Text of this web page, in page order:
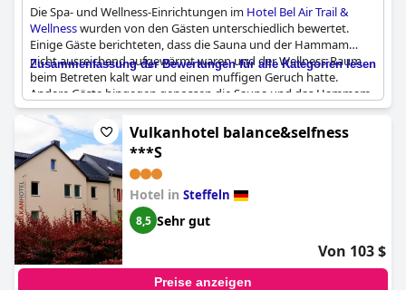
Die Spa- und Wellness-Einrichtungen im Hotel Bel Air Trail &
Wellnesswurden von den Gästen unterschiedlich bewertet.
Einige Gäste berichteten, dass die Sauna und der Hammam
nicht ausreichend aufgewärmt waren und der Wellness-Raum
beim Betreten kalt war und einen muffigen Geruch hatte.
Andere Gäste hingegen genossen die Sauna und das Hammam
und gaben an, dass sie sehr angenehm waren. Das Spa wurde
als komfortabel beschrieben und die Gäste konnten
angenehme Massagen buchen. Der Wellnessbereich war sauber
und einige Gäste fanden die Wellnesseinrichtungen sogar
großartig. Auf der anderen Seite waren einige Gäste enttäuscht,
dass das Schwimmbad und das Dampfbad während ihres
Aufenthalts geschlossen waren, während andere den Whirlpool
und das Schwimmbad genossen, die sie als angenehmen Ort
der Entspannung beschrieben. Trotz dieser gemischten Kritiken
empfand die Mehrheit der Gäste die Spa-Einrichtungen und
Sporteinrichtungen als vollständig, hochwertig und perfekt für
Zusammenfassung der Bewertungen für alle Kategorien lesen
Vulkanhotel balance&selfness
***S
Hotel in Steffeln
8,5 Sehr gut
Von 103 $
Preise anzeigen